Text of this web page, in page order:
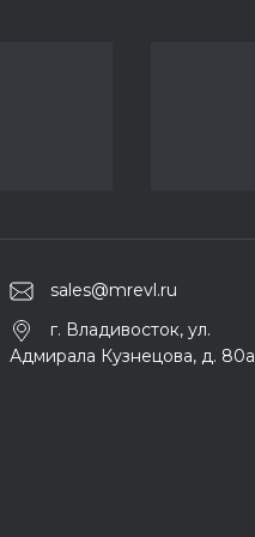
sales@mrevl.ru
г. Владивосток, ул.
Адмирала Кузнецова, д. 80а